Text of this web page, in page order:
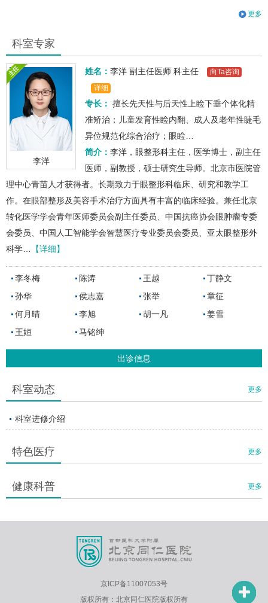
更多
科室专家
李洋
姓名： 李洋 副主任医师 科主任
向Ta咨询
详细
专长： 擅长先天性与后天性上睑下垂个体化精
准矫治；儿童发育性睑内翻、成人及老年性睫毛
异位规范化综合治疗；眼睑…
简介： 李洋 ， 眼整形科主任，医学博士，副主任
医师，副教授，硕士研究生导师。北京市医院管
理中心青苗人才获得者。长期致力于眼整形科临床、研究和教学工
作。在眼部整形及美容手术治疗方面具有丰富的临床经验。兼任北京
转化医学学会青年医师委员会副主任委员、中国抗癌协会眼肿瘤专委
会委员、中国人工智能学会智慧医疗专业委员会委员、亚太眼整形外
科学… 【详细】
李冬梅 陈涛 王越
丁静文
孙华
侯志嘉 张举
章征
何月晴
李旭 胡一凡
姜雪
王姮
马铭绅
出诊信息
更多
科室动态
科室进修介绍
更多
特色医疗
更多
健康科普
京ICP备11007053号
版权所有：北京同仁医院版权所有